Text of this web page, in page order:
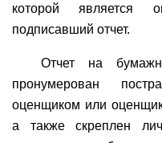
которой является
подписавший отчет.
Отчет на
пронумерован
оценщиком или
а также скреплен